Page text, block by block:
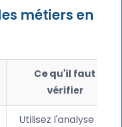
métiers en
Ce qu'il faut
vérifier
Utilisez l'analyse